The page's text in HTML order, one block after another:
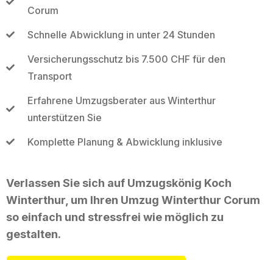
Corum
Schnelle Abwicklung in unter 24 Stunden
Versicherungsschutz bis 7.500 CHF für den
Transport
Erfahrene Umzugsberater aus Winterthur
unterstützen Sie
Komplette Planung & Abwicklung inklusive
Verlassen Sie sich auf Umzugskönig Koch
Winterthur, um Ihren Umzug Winterthur Corum
so einfach und stressfrei wie möglich zu
gestalten.